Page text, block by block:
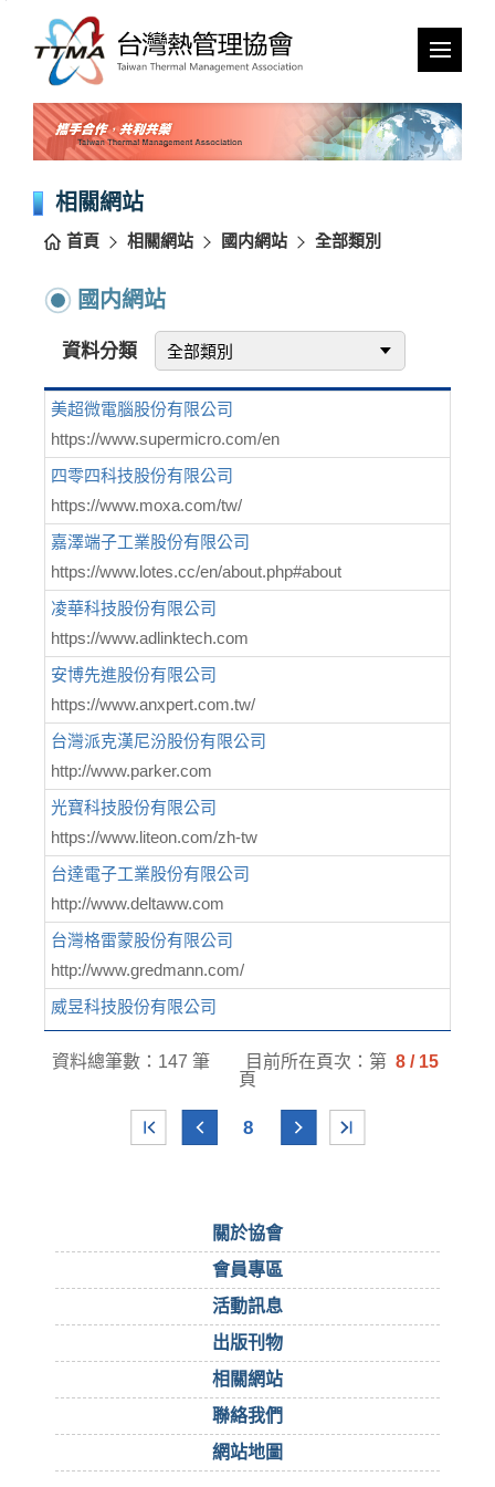
跳
相關網站
首頁 相關網站 國内網站 全部類別
國内網站
資料分類
美超微電腦股份有限公司
https://www.supermicro.com/en
四零四科技股份有限公司
https://www.moxa.com/tw/
嘉澤端子工業股份有限公司
https://www.lotes.cc/en/about.php#about
凌華科技股份有限公司
https://www.adlinktech.com
安博先進股份有限公司
https://www.anxpert.com.tw/
台灣派克漢尼汾股份有限公司
http://www.parker.com
光寶科技股份有限公司
https://www.liteon.com/zh-tw
台達電子工業股份有限公司
http://www.deltaww.com
台灣格雷蒙股份有限公司
http://www.gredmann.com/
威昱科技股份有限公司
資料總筆數：147 筆 目前所在頁次：第 8 / 15
頁
8
關於協會
會員專區
活動訊息
出版刊物
相關網站
聯絡我們
網站地圖